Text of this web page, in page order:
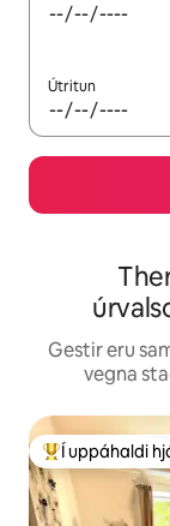
Útritun
Gestir eru
vegna
Í mestu
Í uppáhaldi